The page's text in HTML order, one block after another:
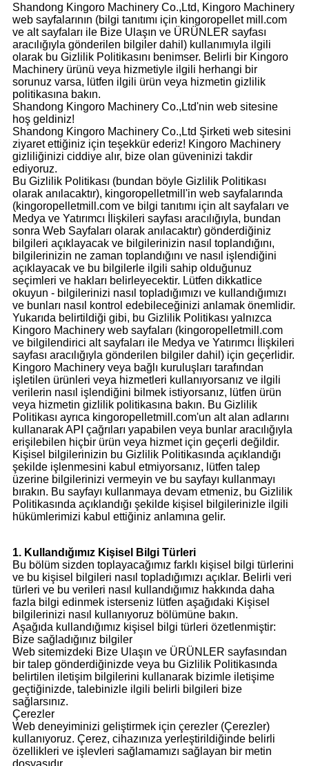
Shandong Kingoro Machinery Co.,Ltd, Kingoro Machinery
web sayfalarının (bilgi tanıtımı için kingoropellet mill.com
ve alt sayfaları ile Bize Ulaşın ve ÜRÜNLER sayfası
aracılığıyla gönderilen bilgiler dahil) kullanımıyla ilgili
olarak bu Gizlilik Politikasını benimser. Belirli bir Kingoro
Machinery ürünü veya hizmetiyle ilgili herhangi bir
sorunuz varsa, lütfen ilgili ürün veya hizmetin gizlilik
politikasına bakın.
Shandong Kingoro Machinery Co.,Ltd'nin web sitesine
hoş geldiniz!
Shandong Kingoro Machinery Co.,Ltd Şirketi web sitesini
ziyaret ettiğiniz için teşekkür ederiz! Kingoro Machinery
gizliliğinizi ciddiye alır, bize olan güveninizi takdir
ediyoruz.
Bu Gizlilik Politikası (bundan böyle Gizlilik Politikası
olarak anılacaktır), kingoropelletmill'in web sayfalarında
(kingoropelletmill.com ve bilgi tanıtımı için alt sayfaları ve
Medya ve Yatırımcı İlişkileri sayfası aracılığıyla, bundan
sonra Web Sayfaları olarak anılacaktır) gönderdiğiniz
bilgileri açıklayacak ve bilgilerinizin nasıl toplandığını,
bilgilerinizin ne zaman toplandığını ve nasıl işlendiğini
açıklayacak ve bu bilgilerle ilgili sahip olduğunuz
seçimleri ve hakları belirleyecektir. Lütfen dikkatlice
okuyun - bilgilerinizi nasıl topladığımızı ve kullandığımızı
ve bunları nasıl kontrol edebileceğinizi anlamak önemlidir.
Yukarıda belirtildiği gibi, bu Gizlilik Politikası yalnızca
Kingoro Machinery web sayfaları (kingoropelletmill.com
ve bilgilendirici alt sayfaları ile Medya ve Yatırımcı İlişkileri
sayfası aracılığıyla gönderilen bilgiler dahil) için geçerlidir.
Kingoro Machinery veya bağlı kuruluşları tarafından
işletilen ürünleri veya hizmetleri kullanıyorsanız ve ilgili
verilerin nasıl işlendiğini bilmek istiyorsanız, lütfen ürün
veya hizmetin gizlilik politikasına bakın. Bu Gizlilik
Politikası ayrıca kingoropelletmill.com'un alt alan adlarını
kullanarak API çağrıları yapabilen veya bunlar aracılığıyla
erişilebilen hiçbir ürün veya hizmet için geçerli değildir.
Kişisel bilgilerinizin bu Gizlilik Politikasında açıklandığı
şekilde işlenmesini kabul etmiyorsanız, lütfen talep
üzerine bilgilerinizi vermeyin ve bu sayfayı kullanmayı
bırakın. Bu sayfayı kullanmaya devam etmeniz, bu Gizlilik
Politikasında açıklandığı şekilde kişisel bilgilerinizle ilgili
hükümlerimizi kabul ettiğiniz anlamına gelir.
1. Kullandığımız Kişisel Bilgi Türleri
Bu bölüm sizden toplayacağımız farklı kişisel bilgi türlerini
ve bu kişisel bilgileri nasıl topladığımızı açıklar. Belirli veri
türleri ve bu verileri nasıl kullandığımız hakkında daha
fazla bilgi edinmek isterseniz lütfen aşağıdaki Kişisel
bilgilerinizi nasıl kullanıyoruz bölümüne bakın.
Aşağıda kullandığımız kişisel bilgi türleri özetlenmiştir:
Bize sağladığınız bilgiler
Web sitemizdeki Bize Ulaşın ve ÜRÜNLER sayfasından
bir talep gönderdiğinizde veya bu Gizlilik Politikasında
belirtilen iletişim bilgilerini kullanarak bizimle iletişime
geçtiğinizde, talebinizle ilgili belirli bilgileri bize
sağlarsınız.
Çerezler
Web deneyiminizi geliştirmek için çerezler (Çerezler)
kullanıyoruz. Çerez, cihazınıza yerleştirildiğinde belirli
özellikleri ve işlevleri sağlamamızı sağlayan bir metin
dosyasıdır.